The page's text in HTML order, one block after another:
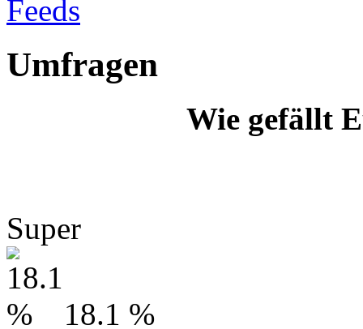
Umfragen
Wie gefällt
Super
18.1 %